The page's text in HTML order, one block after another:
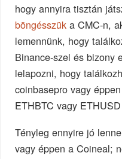
hogy annyira tisztán
böngésszük a CMC-n,
lemennünk, hogy
Binance-szel és bizony
lelapozni, hogy
coinbasepro vagy
ETHBTC vagy
Tényleg ennyire jó
vagy éppen a Coineal;